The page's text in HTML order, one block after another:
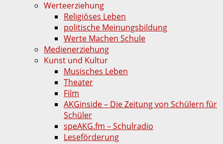
Werteerziehung
Religiöses Leben
politische Meinungsbildung
Werte Machen Schule
Medienerziehung
Kunst und Kultur
Musisches Leben
Theater
Film
AKGinside – Die Zeitung von Schülern für
Schüler
speAKG.fm – Schulradio
Leseförderung